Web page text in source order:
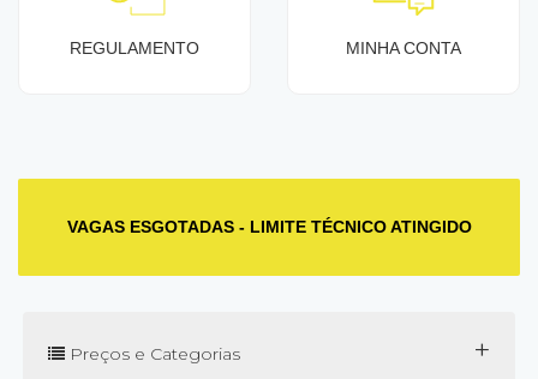
REGULAMENTO MINHA CONTA
VAGAS ESGOTADAS - LIMITE TÉCNICO ATINGIDO
Preços e Categorias +